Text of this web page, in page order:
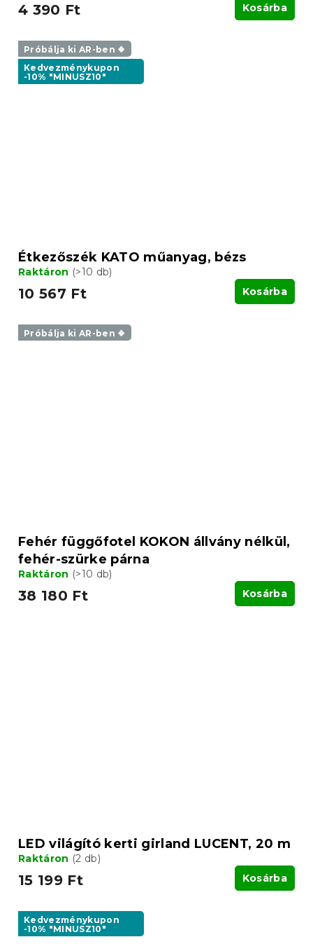
4 390 Ft Kosárba
Próbálja ki AR-ben ❖
Kedvezménykupon
-10% "MINUSZ10"
Étkezőszék KATO műanyag, bézs
Raktáron (>10 db)
10 567 Ft Kosárba
Próbálja ki AR-ben ❖
Fehér függőfotel KOKON állvány nélkül,
fehér-szürke párna
Raktáron (>10 db)
38 180 Ft Kosárba
LED világító kerti girland LUCENT, 20 m
Raktáron (2 db)
15 199 Ft Kosárba
Kedvezménykupon
-10% "MINUSZ10"